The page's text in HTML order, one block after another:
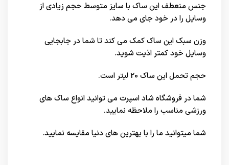
جنس منعطف این ساک با سایز متوسط حجم زیادی از
وسایل را در خود جای می دهد.
وزن سبک این ساک کمک می کند تا شما در جابجایی
وسایل خود کمتر اذیت شوید.
حجم تحمل این ساک 20 لیتر است.
شما درفروشگاه شاد اسپرت می توانید انواع ساک های
ورزشی مناسب را ملاحظه نمایید.
شما میتوانید ما را با بهترین های دنیا مقایسه نمایید.